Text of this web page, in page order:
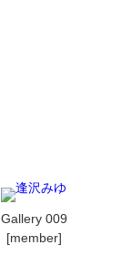
Gallery 009
[member]